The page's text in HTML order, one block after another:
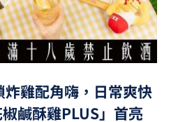
雞配角嗨，日常爽快
鹹酥雞PLUS」首亮